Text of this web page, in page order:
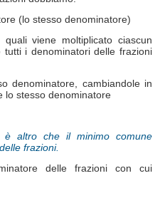
(lo stesso denominatore)
viene moltiplicato ciascun
i denominatori delle frazioni
denominatore, cambiandole in
lo stesso denominatore
è altro che il minimo comune
frazioni.
delle frazioni con cui